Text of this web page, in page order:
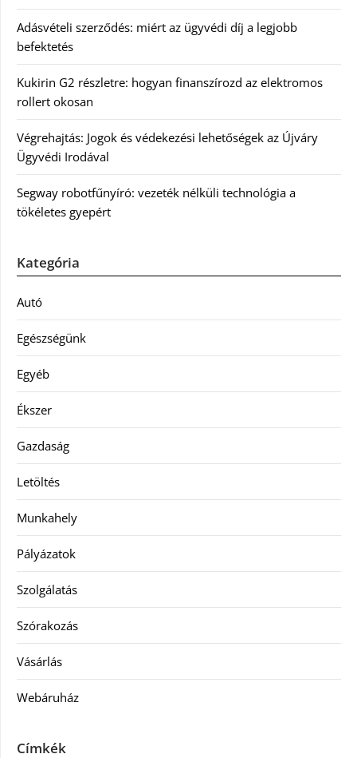
Adásvételi szerződés: miért az ügyvédi díj a legjobb
befektetés
Kukirin G2 részletre: hogyan finanszírozd az elektromos
rollert okosan
Végrehajtás: Jogok és védekezési lehetőségek az Újváry
Ügyvédi Irodával
Segway robotfűnyíró: vezeték nélküli technológia a
tökéletes gyepért
Kategória
Autó
Egészségünk
Egyéb
Ékszer
Gazdaság
Letöltés
Munkahely
Pályázatok
Szolgálatás
Szórakozás
Vásárlás
Webáruház
Címkék